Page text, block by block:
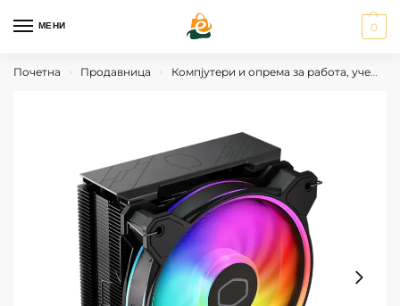
МЕНИ 0
Почетна › Продавница › Компјутери и опрема за работа, учење и гејминг